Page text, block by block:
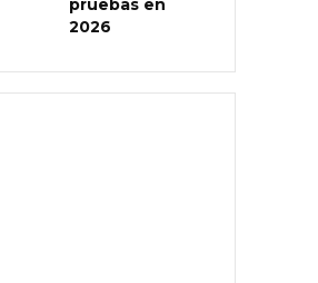
pruebas en
2026